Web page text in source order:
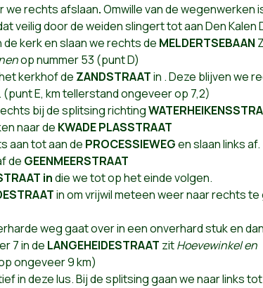
we rechts afslaan.Omwille van de wegenwerken
veilig door de weiden slingert tot aan Den Kalen
kerk en slaan we rechts de MELDERTSEBAAN
op nummer 53 (punt D)
kerkhof de ZANDSTRAATin . Deze blijven we
(punt E, km tellerstand ongeveer op 7,2)
bij de splitsing richting
naar de KWADE PLASSTRAAT
aan tot aan de PROCESSIEWEGen slaan links af.
de GEENMEERSTRAAT
indie we tot op het einde volgen.
in om vrijwil meteen weer naar rechts te
weg gaat over in een onverhard stuk en
7 in de LANGEHEIDESTRAAT zitHoevewinkel en
ongeveer 9 km)
in deze lus. Bij de splitsing gaan we naar links tot